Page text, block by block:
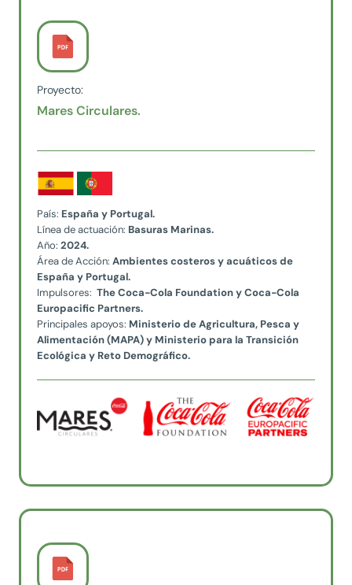
Proyecto:
Mares Circulares.
País: España y Portugal.
Línea de actuación: Basuras Marinas.
Año: 2024.
Área de Acción: Ambientes costeros y acuáticos de
España y Portugal.
Impulsores: The Coca-Cola Foundation y Coca-Cola
Europacific Partners.
Principales apoyos: Ministerio de Agricultura, Pesca y
Alimentación (MAPA) y Ministerio para la Transición
Ecológica y Reto Demográfico.